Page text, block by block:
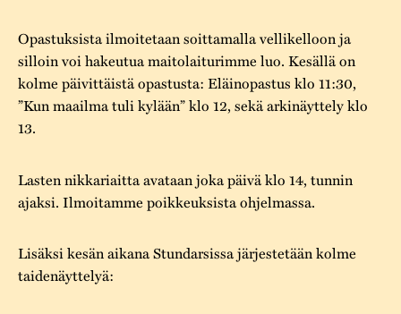
Projektit
Opastuksista ilmoitetaan soittamalla vellikelloon ja
silloin voi hakeutua maitolaiturimme luo. Kesällä on
kolme päivittäistä opastusta: Eläinopastus klo 11:30,
”Kun maailma tuli kylään” klo 12, sekä arkinäyttely klo
13.
Lasten nikkariaitta avataan joka päivä klo 14, tunnin
ajaksi. Ilmoitamme poikkeuksista ohjelmassa.
Lisäksi kesän aikana Stundarsissa järjestetään kolme
taidenäyttelyä: